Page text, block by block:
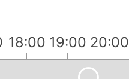
18:00 19:00 20:00